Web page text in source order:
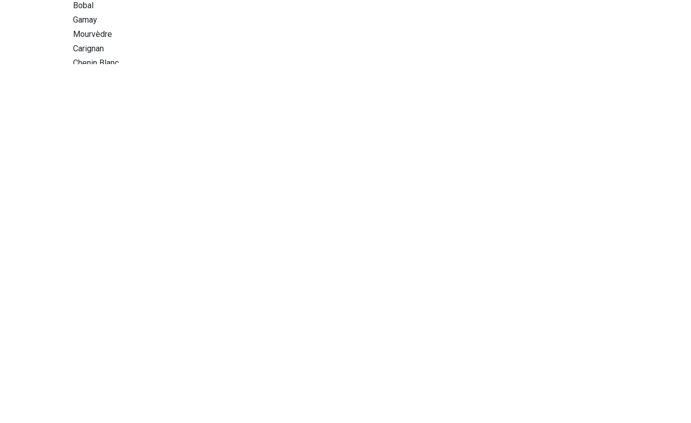
Bobal
Gamay
Mourvèdre
Carignan
Chenin Blanc